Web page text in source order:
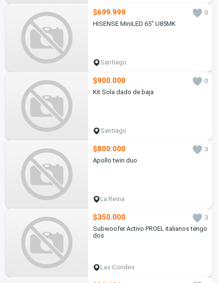
$699.999
0
HISENSE MiniLED 65" U85MK
Santiago
$900.000
0
Kit Sola dado de baja
Santiago
$800.000
3
Apollo twin duo
La Reina
$350.000
3
Subwoofer Activo PROEL italianos tengo
dos
Las Condes